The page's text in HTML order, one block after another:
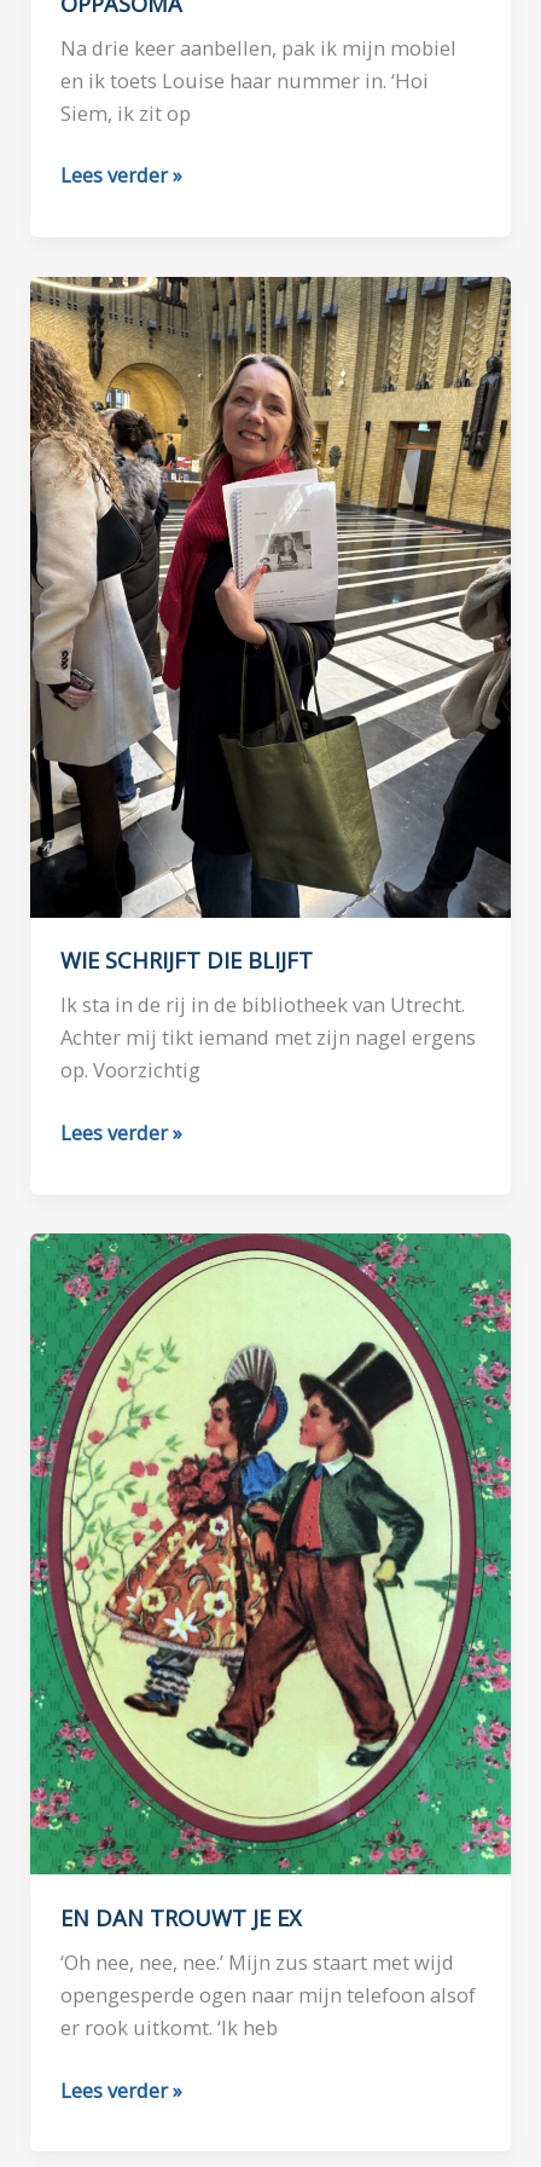
Na drie keer aanbellen, pak ik mijn mobiel
en ik toets Louise haar nummer in. ‘Hoi
Siem, ik zit op
OPPASOMA
Lees verder »
WIE SCHRIJFT DIE BLIJFT
Ik sta in de rij in de bibliotheek van Utrecht.
Achter mij tikt iemand met zijn nagel ergens
op. Voorzichtig
WIE
BLIJFT
Lees verder »
EN DAN TROUWT JE EX
‘Oh nee, nee, nee.’ Mijn zus staart met wijd
opengesperde ogen naar mijn telefoon alsof
er rook uitkomt. ‘Ik heb
EN
Lees verder »